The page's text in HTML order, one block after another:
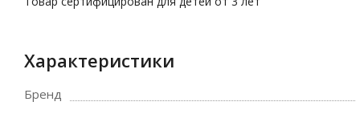
Характеристики
Бренд